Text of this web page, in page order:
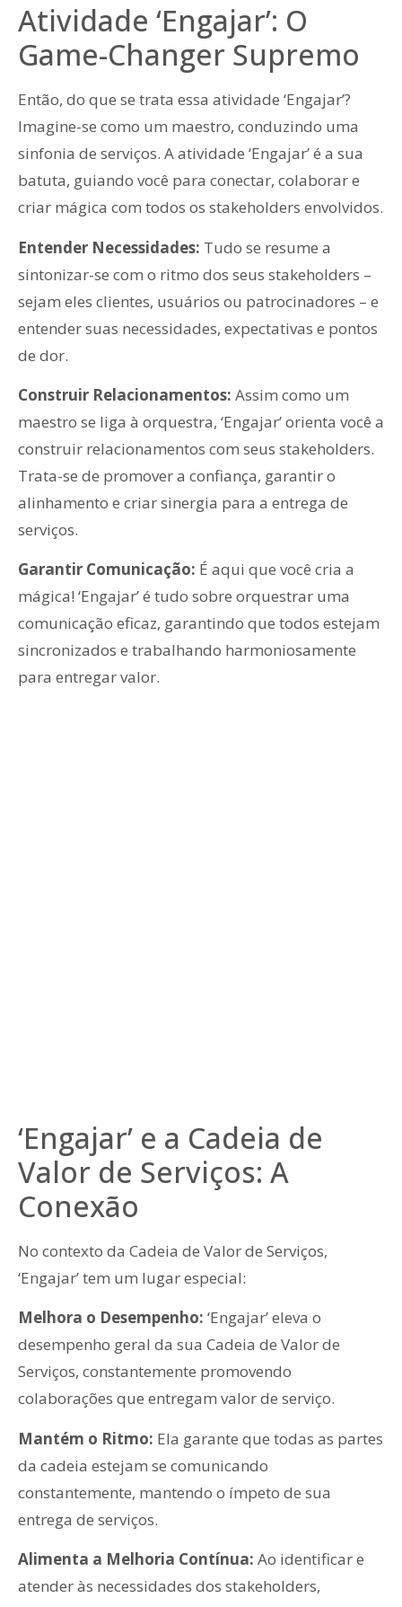
Atividade ‘Engajar’: O
Game-Changer Supremo
Então, do que se trata essa atividade ‘Engajar’?
Imagine-se como um maestro, conduzindo uma
sinfonia de serviços. A atividade ‘Engajar’ é a sua
batuta, guiando você para conectar, colaborar e
criar mágica com todos os stakeholders envolvidos.
Entender Necessidades: Tudo se resume a
sintonizar-se com o ritmo dos seus stakeholders –
sejam eles clientes, usuários ou patrocinadores – e
entender suas necessidades, expectativas e pontos
de dor.
Construir Relacionamentos: Assim como um
maestro se liga à orquestra, ‘Engajar’ orienta você a
construir relacionamentos com seus stakeholders.
Trata-se de promover a confiança, garantir o
alinhamento e criar sinergia para a entrega de
serviços.
Garantir Comunicação: É aqui que você cria a
mágica! ‘Engajar’ é tudo sobre orquestrar uma
comunicação eficaz, garantindo que todos estejam
sincronizados e trabalhando harmoniosamente
para entregar valor.
‘Engajar’ e a Cadeia de
Valor de Serviços: A
Conexão
No contexto da Cadeia de Valor de Serviços,
‘Engajar’ tem um lugar especial:
Melhora o Desempenho: ‘Engajar’ eleva o
desempenho geral da sua Cadeia de Valor de
Serviços, constantemente promovendo
colaborações que entregam valor de serviço.
Mantém o Ritmo: Ela garante que todas as partes
da cadeia estejam se comunicando
constantemente, mantendo o ímpeto de sua
entrega de serviços.
Alimenta a Melhoria Contínua: Ao identificar e
atender às necessidades dos stakeholders,